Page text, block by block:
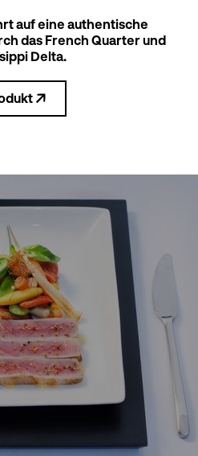
auf eine authentische
das French Quarter und
Delta.